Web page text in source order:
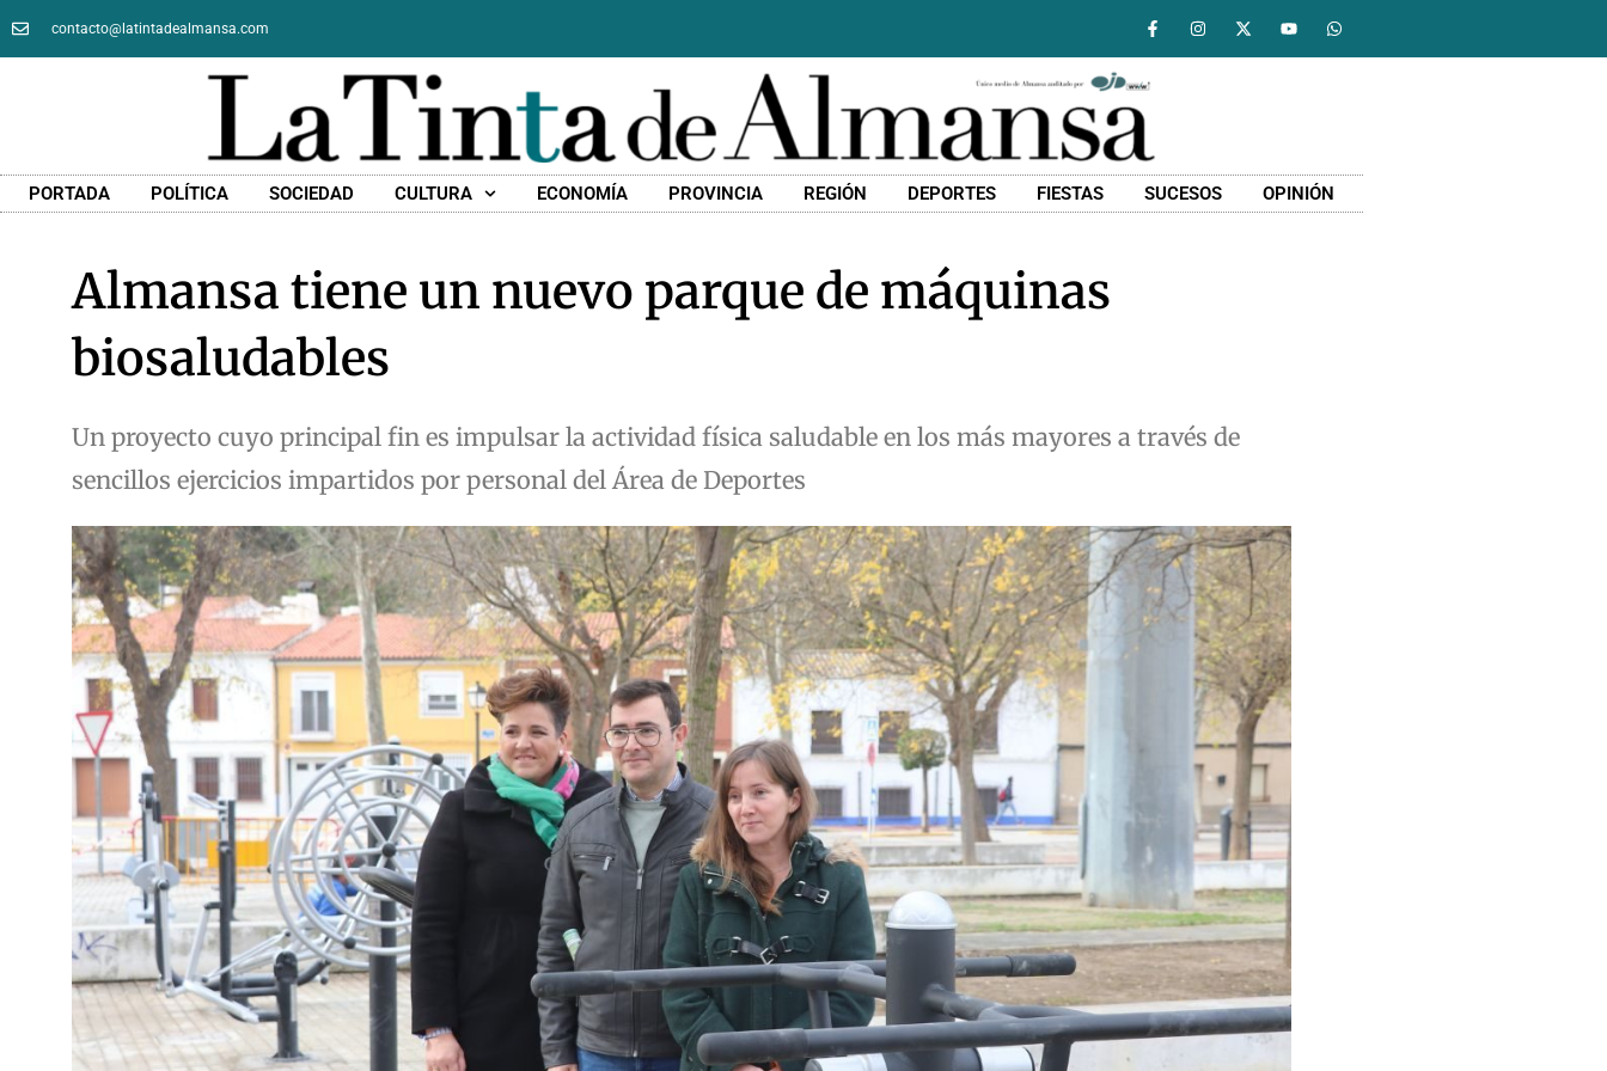
contacto@latintadealmansa.com
PORTADA POLÍTICA SOCIEDAD CULTURA ECONOMÍA PROVINCIA REGIÓN DEPORTES FIESTAS SUCESOS OPINIÓN
Almansa tiene un nuevo parque de máquinas
biosaludables
Un proyecto cuyo principal fin es impulsar la actividad física saludable en los más mayores a través de
sencillos ejercicios impartidos por personal del Área de Deportes